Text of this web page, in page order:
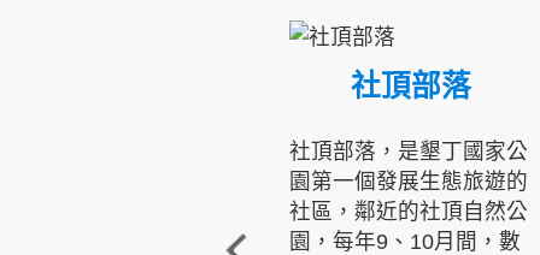
社頂部落
社頂部落，是墾丁國家公
園第一個發展生態旅遊的
社區，鄰近的社頂自然公
園，每年9、10月間，數